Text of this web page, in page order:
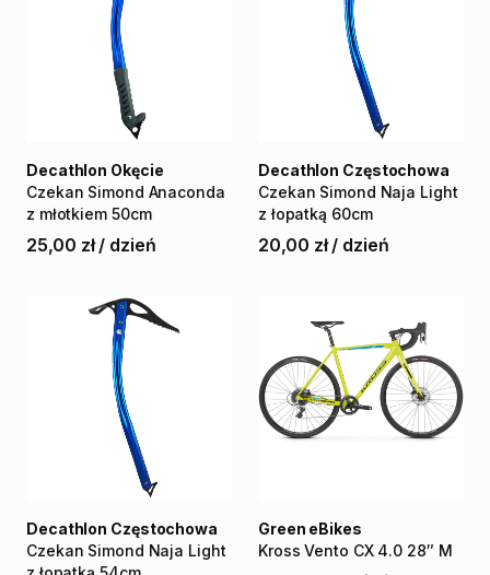
Czekan Simond Anaconda
z młotkiem 50cm
Decathlon Okęcie
25,00 zł / dzień
Czekan Simond Naja Light
z łopatką 60cm
Decathlon Częstochowa
20,00 zł / dzień
Czekan Simond Naja Light
Decathlon Częstochowa
Kross Vento CX 4.0 28″ M
Green eBikes